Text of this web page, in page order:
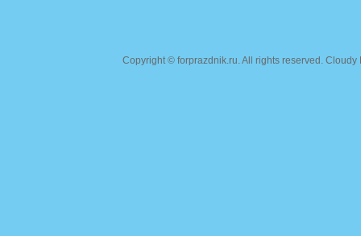
Copyright © forprazdnik.ru. All rights reserved.